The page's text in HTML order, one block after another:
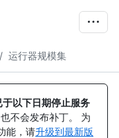
/ 运行器规模集
以下日期停止服务
不会发布补丁。 为
能，请升级到最新版